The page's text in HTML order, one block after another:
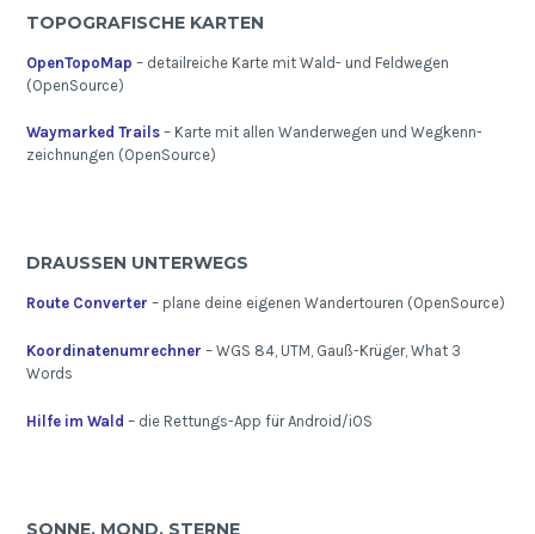
TOPOGRAFISCHE KARTEN
OpenTopoMap – detailreiche Karte mit Wald- und Feldwegen
(OpenSource)
Waymarked Trails – Karte mit allen Wanderwegen und Wegkenn-
zeichnungen (OpenSource)
DRAUSSEN UNTERWEGS
Route Converter – plane deine eigenen Wandertouren (OpenSource)
Koordinatenumrechner – WGS 84, UTM, Gauß-Krüger, What 3
Words
Hilfe im Wald – die Rettungs-App für Android/iOS
SONNE, MOND, STERNE